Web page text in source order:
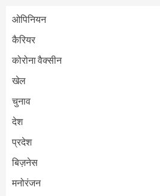
ओपिनियन
कैरियर
कोरोना वैक्सीन
खेल
चुनाव
देश
प्रदेश
बिज़नेस
मनोरंजन